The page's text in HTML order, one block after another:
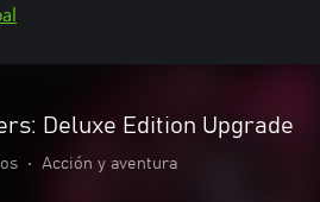
Deluxe Edition Upgrade
• Acción y aventura